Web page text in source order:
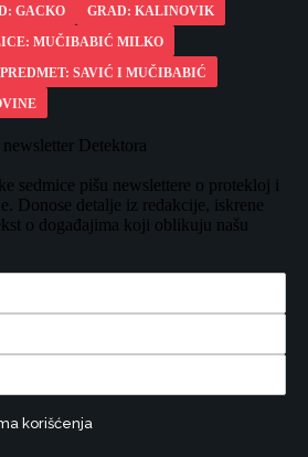
GACKO
GRAD: KALINOVIK
MUČIBABIĆ MILKO
PREDMET: SAVIĆ I MUČIBABIĆ
Detektora
sedmice pišu newslettere o protekloj i
Donose detalje iz redakcije, iskrene
o događajima koji oblikuju našu
korišćenja